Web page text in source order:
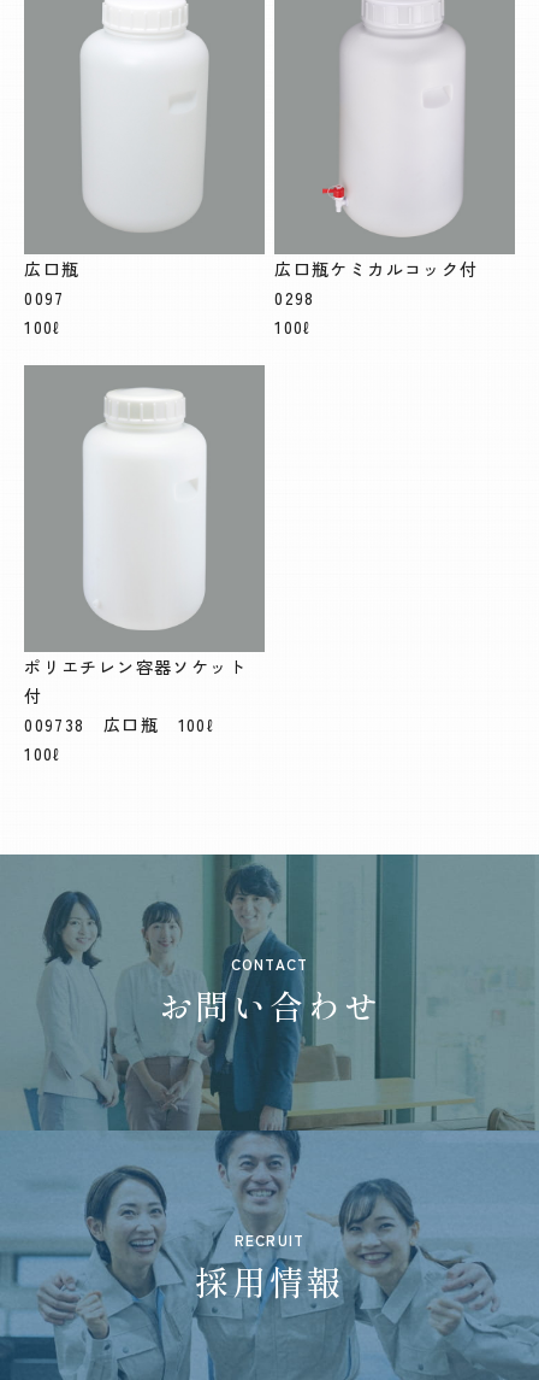
広口瓶
0097
100ℓ
広口瓶ケミカルコック付
0298
100ℓ
ポリエチレン容器ソケット
付
009738 広口瓶 100ℓ
100ℓ
CONTACT
お問い合わせ
RECRUIT
採用情報